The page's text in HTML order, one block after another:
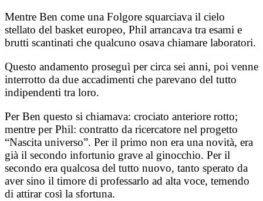
Mentre Ben come una Folgore squarciava il cielo
stellato del basket europeo, Phil arrancava tra esami e
brutti scantinati che qualcuno osava chiamare laboratori.
Questo andamento proseguì per circa sei anni, poi venne
interrotto da due accadimenti che parevano del tutto
indipendenti tra loro.
Per Ben questo si chiamava: crociato anteriore rotto;
mentre per Phil: contratto da ricercatore nel progetto
“Nascita universo”. Per il primo non era una novità, era
già il secondo infortunio grave al ginocchio. Per il
secondo era qualcosa del tutto nuovo, tanto sperato da
aver sino il timore di professarlo ad alta voce, temendo
di attirar così la sfortuna.